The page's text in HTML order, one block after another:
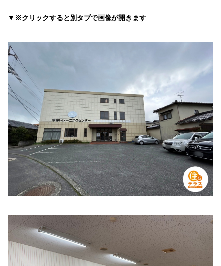
山口県Outpatient Clinical Building, １丁目-１-１ 南小
串 宇部市 マップで見る
山口大学医学部附属病院 B棟（第1病棟）
マップで見る
宇部市休日・夜間救急診療所
住所:
山口県宇部市琴芝町２丁目１−１０ マップで見る
吉永外科医院
住所:山口県宇部市錦町４−１１ マップで見る
恩田ホームクリニック
住所:山口県宇部市草江２丁目１−４５ マップで見る
山口大学医学部 眼科学研究室
住所: 山口県宇部市南小串１丁目１−１ 本館 マップで見る
有好内科クリニック
▼※クリックすると別タブで画像が開きます